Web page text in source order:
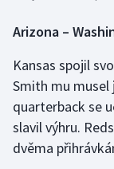
Arizona –
Kansas spojil
Smith mu musel
quarterback se
slavil výhru.
dvěma